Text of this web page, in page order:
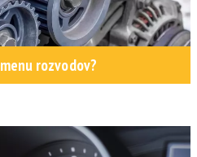
rozvodov?